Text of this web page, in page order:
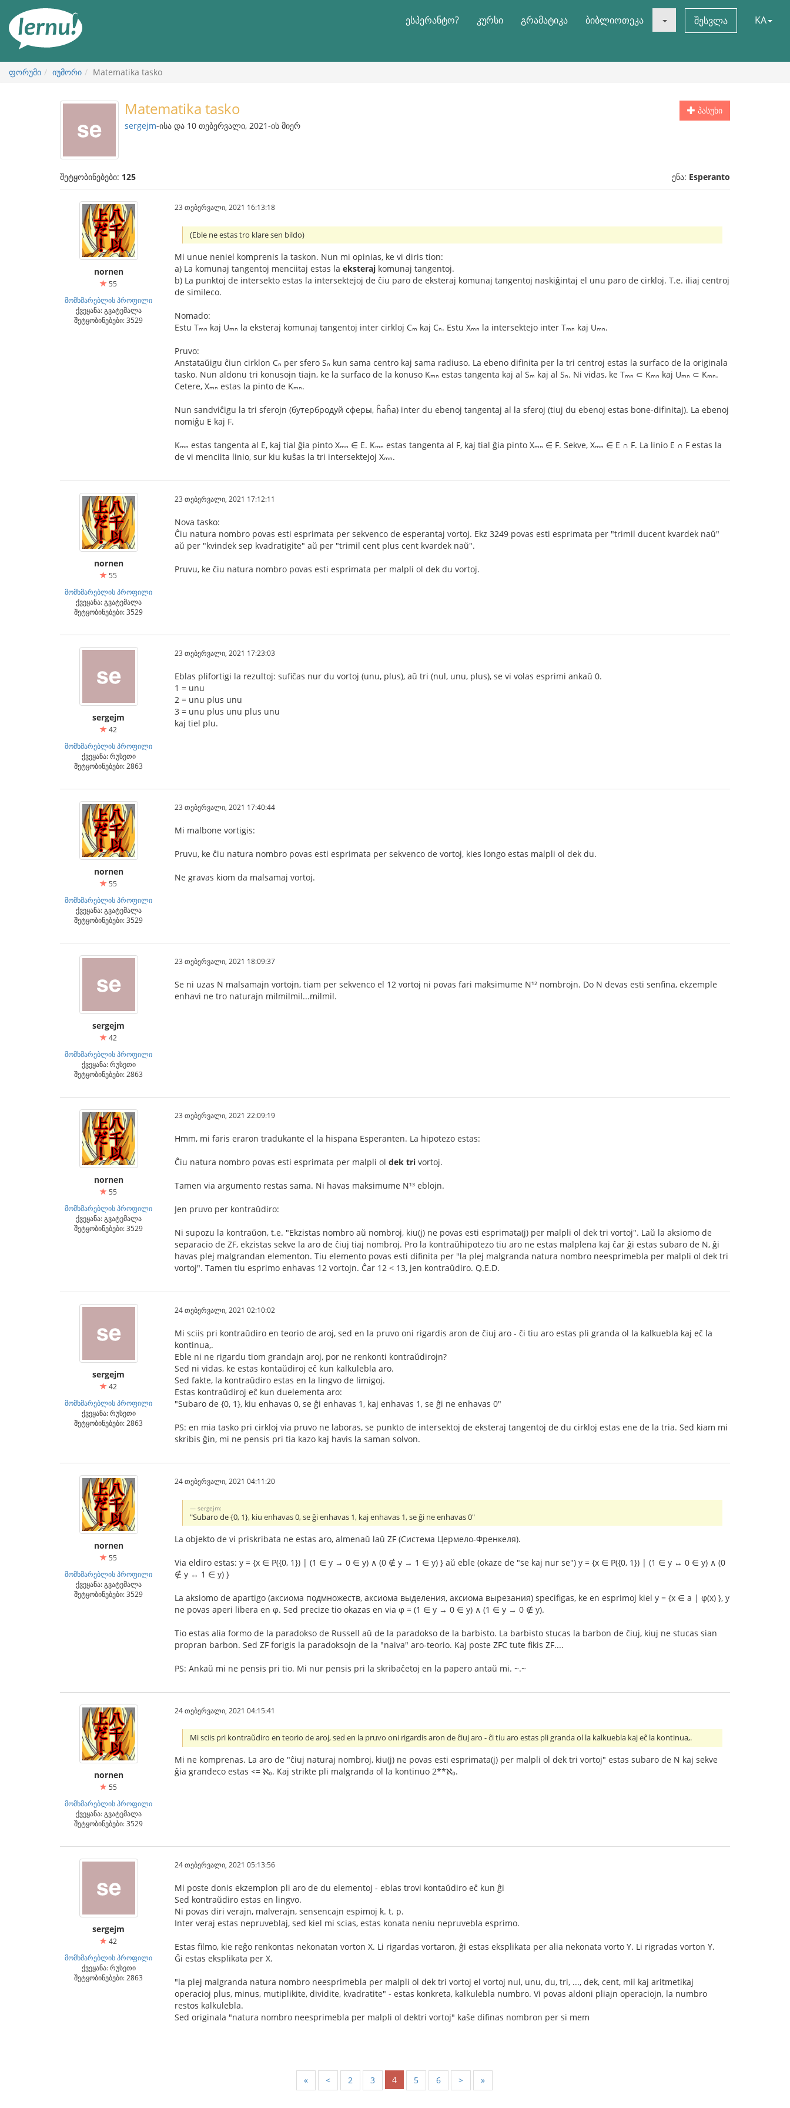
ნახვა
ესპერანტო? კურსი გრამატიკა ბიბლიოთეკა შესვლა KA
ფორუმი იუმორი Matematika tasko
პასუხი
Matematika tasko
sergejm-ისა და 10 თებერვალი, 2021-ის მიერ
შეტყობინებები: 125 ენა: Esperanto
nornen
55
მომხმარებლის პროფილი
ქვეყანა: გვატემალა
შეტყობინებები: 3529
23 თებერვალი, 2021 16:13:18
(Eble ne estas tro klare sen bildo)
Mi unue neniel komprenis la taskon. Nun mi opinias, ke vi diris tion:
a) La komunaj tangentoj menciitaj estas la eksteraj komunaj tangentoj.
b) La punktoj de intersekto estas la intersektejoj de ĉiu paro de eksteraj komunaj tangentoj naskiĝintaj el unu paro de cirkloj. T.e. iliaj centroj
de simileco.
Nomado:
Estu Tₘₙ kaj Uₘₙ la eksteraj komunaj tangentoj inter cirkloj Cₘ kaj Cₙ. Estu Xₘₙ la intersektejo inter Tₘₙ kaj Uₘₙ.
Pruvo:
Anstataŭigu ĉiun cirklon Cₙ per sfero Sₙ kun sama centro kaj sama radiuso. La ebeno difinita per la tri centroj estas la surfaco de la originala
tasko. Nun aldonu tri konusojn tiajn, ke la surfaco de la konuso Kₘₙ estas tangenta kaj al Sₘ kaj al Sₙ. Ni vidas, ke Tₘₙ ⊂ Kₘₙ kaj Uₘₙ ⊂ Kₘₙ.
Cetere, Xₘₙ estas la pinto de Kₘₙ.
Nun sandviĉigu la tri sferojn (бутербродуй сферы, ĥaĥa) inter du ebenoj tangentaj al la sferoj (tiuj du ebenoj estas bone-difinitaj). La ebenoj
nomiĝu E kaj F.
Kₘₙ estas tangenta al E, kaj tial ĝia pinto Xₘₙ ∈ E. Kₘₙ estas tangenta al F, kaj tial ĝia pinto Xₘₙ ∈ F. Sekve, Xₘₙ ∈ E ∩ F. La linio E ∩ F estas la
de vi menciita linio, sur kiu kuŝas la tri intersektejoj Xₘₙ.
nornen
55
მომხმარებლის პროფილი
ქვეყანა: გვატემალა
შეტყობინებები: 3529
23 თებერვალი, 2021 17:12:11
Nova tasko:
Ĉiu natura nombro povas esti esprimata per sekvenco de esperantaj vortoj. Ekz 3249 povas esti esprimata per "trimil ducent kvardek naŭ"
aŭ per "kvindek sep kvadratigite" aŭ per "trimil cent plus cent kvardek naŭ".
Pruvu, ke ĉiu natura nombro povas esti esprimata per malpli ol dek du vortoj.
sergejm
42
მომხმარებლის პროფილი
ქვეყანა: რუსეთი
შეტყობინებები: 2863
23 თებერვალი, 2021 17:23:03
Eblas plifortigi la rezultoj: sufiĉas nur du vortoj (unu, plus), aŭ tri (nul, unu, plus), se vi volas esprimi ankaŭ 0.
1 = unu
2 = unu plus unu
3 = unu plus unu plus unu
kaj tiel plu.
nornen
55
მომხმარებლის პროფილი
ქვეყანა: გვატემალა
შეტყობინებები: 3529
23 თებერვალი, 2021 17:40:44
Mi malbone vortigis:
Pruvu, ke ĉiu natura nombro povas esti esprimata per sekvenco de vortoj, kies longo estas malpli ol dek du.
Ne gravas kiom da malsamaj vortoj.
sergejm
42
მომხმარებლის პროფილი
ქვეყანა: რუსეთი
შეტყობინებები: 2863
23 თებერვალი, 2021 18:09:37
Se ni uzas N malsamajn vortojn, tiam per sekvenco el 12 vortoj ni povas fari maksimume N¹² nombrojn. Do N devas esti senfina, ekzemple
enhavi ne tro naturajn milmilmil...milmil.
nornen
55
მომხმარებლის პროფილი
ქვეყანა: გვატემალა
შეტყობინებები: 3529
23 თებერვალი, 2021 22:09:19
Hmm, mi faris eraron tradukante el la hispana Esperanten. La hipotezo estas:
Ĉiu natura nombro povas esti esprimata per malpli ol dek tri vortoj.
Tamen via argumento restas sama. Ni havas maksimume N¹³ eblojn.
Jen pruvo per kontraŭdiro:
Ni supozu la kontraŭon, t.e. "Ekzistas nombro aŭ nombroj, kiu(j) ne povas esti esprimata(j) per malpli ol dek tri vortoj". Laŭ la aksiomo de
separacio de ZF, ekzistas sekve la aro de ĉiuj tiaj nombroj. Pro la kontraŭhipotezo tiu aro ne estas malplena kaj ĉar ĝi estas subaro de N, ĝi
havas plej malgrandan elementon. Tiu elemento povas esti difinita per "la plej malgranda natura nombro neesprimebla per malpli ol dek tri
vortoj". Tamen tiu esprimo enhavas 12 vortojn. Ĉar 12 < 13, jen kontraŭdiro. Q.E.D.
sergejm
42
მომხმარებლის პროფილი
ქვეყანა: რუსეთი
შეტყობინებები: 2863
24 თებერვალი, 2021 02:10:02
Mi sciis pri kontraŭdiro en teorio de aroj, sed en la pruvo oni rigardis aron de ĉiuj aro - ĉi tiu aro estas pli granda ol la kalkuebla kaj eĉ la
kontinua,.
Eble ni ne rigardu tiom grandajn aroj, por ne renkonti kontraŭdirojn?
Sed ni vidas, ke estas kontaŭdiroj eĉ kun kalkulebla aro.
Sed fakte, la kontraŭdiro estas en la lingvo de limigoj.
Estas kontraŭdiroj eĉ kun duelementa aro:
"Subaro de {0, 1}, kiu enhavas 0, se ĝi enhavas 1, kaj enhavas 1, se ĝi ne enhavas 0"
PS: en mia tasko pri cirkloj via pruvo ne laboras, se punkto de intersektoj de eksteraj tangentoj de du cirkloj estas ene de la tria. Sed kiam mi
skribis ĝin, mi ne pensis pri tia kazo kaj havis la saman solvon.
nornen
55
მომხმარებლის პროფილი
ქვეყანა: გვატემალა
შეტყობინებები: 3529
24 თებერვალი, 2021 04:11:20
sergejm:
"Subaro de {0, 1}, kiu enhavas 0, se ĝi enhavas 1, kaj enhavas 1, se ĝi ne enhavas 0"
La objekto de vi priskribata ne estas aro, almenaŭ laŭ ZF (Система Цермело-Френкеля).
Via eldiro estas: y = {x ∈ P({0, 1}) | (1 ∈ y → 0 ∈ y) ∧ (0 ∉ y → 1 ∈ y) } aŭ eble (okaze de "se kaj nur se") y = {x ∈ P({0, 1}) | (1 ∈ y ↔ 0 ∈ y) ∧ (0
∉ y ↔ 1 ∈ y) }
La aksiomo de apartigo (аксиома подмножеств, аксиома выделения, аксиома вырезания) specifigas, ke en esprimoj kiel y = {x ∈ a | φ(x) }, y
ne povas aperi libera en φ. Sed precize tio okazas en via φ = (1 ∈ y → 0 ∈ y) ∧ (1 ∈ y → 0 ∉ y).
Tio estas alia formo de la paradokso de Russell aŭ de la paradokso de la barbisto. La barbisto stucas la barbon de ĉiuj, kiuj ne stucas sian
propran barbon. Sed ZF forigis la paradoksojn de la "naiva" aro-teorio. Kaj poste ZFC tute fikis ZF....
PS: Ankaŭ mi ne pensis pri tio. Mi nur pensis pri la skribaĉetoj en la papero antaŭ mi. ~.~
nornen
55
მომხმარებლის პროფილი
ქვეყანა: გვატემალა
შეტყობინებები: 3529
24 თებერვალი, 2021 04:15:41
Mi sciis pri kontraŭdiro en teorio de aroj, sed en la pruvo oni rigardis aron de ĉiuj aro - ĉi tiu aro estas pli granda ol la kalkuebla kaj eĉ la kontinua,.
Mi ne komprenas. La aro de "ĉiuj naturaj nombroj, kiu(j) ne povas esti esprimata(j) per malpli ol dek tri vortoj" estas subaro de N kaj sekve
ĝia grandeco estas <= ℵ₀. Kaj strikte pli malgranda ol la kontinuo 2**ℵ₀.
sergejm
42
მომხმარებლის პროფილი
ქვეყანა: რუსეთი
შეტყობინებები: 2863
24 თებერვალი, 2021 05:13:56
Mi poste donis ekzemplon pli aro de du elementoj - eblas trovi kontaŭdiro eĉ kun ĝi
Sed kontraŭdiro estas en lingvo.
Ni povas diri verajn, malverajn, sensencajn espimoj k. t. p.
Inter veraj estas nepruveblaj, sed kiel mi scias, estas konata neniu nepruvebla esprimo.
Estas filmo, kie reĝo renkontas nekonatan vorton X. Li rigardas vortaron, ĝi estas eksplikata per alia nekonata vorto Y. Li rigradas vorton Y.
Ĝi estas eksplikata per X.
"la plej malgranda natura nombro neesprimebla per malpli ol dek tri vortoj el vortoj nul, unu, du, tri, ..., dek, cent, mil kaj aritmetikaj
operacioj plus, minus, mutiplikite, dividite, kvadratite" - estas konkreta, kalkulebla numbro. Vi povas aldoni pliajn operaciojn, la numbro
restos kalkulebla.
Sed originala "natura nombro neesprimebla per malpli ol dektri vortoj" kaŝe difinas nombron per si mem
« < 2 3 4 5 6 > »